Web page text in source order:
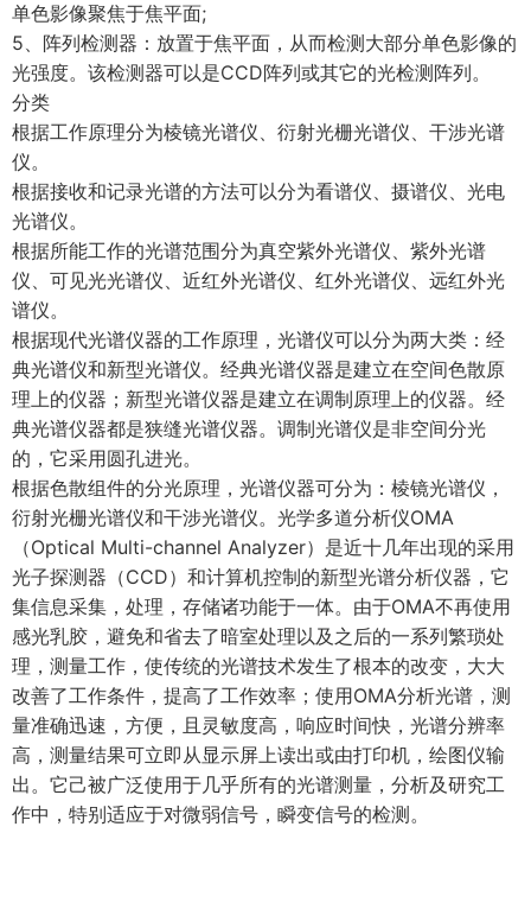
单色影像聚焦于焦平面;
5、阵列检测器：放置于焦平面，从而检测大部分单色影像的
光强度。该检测器可以是CCD阵列或其它的光检测阵列。
分类
根据工作原理分为棱镜光谱仪、衍射光栅光谱仪、干涉光谱
仪。
根据接收和记录光谱的方法可以分为看谱仪、摄谱仪、光电
光谱仪。
根据所能工作的光谱范围分为真空紫外光谱仪、紫外光谱
仪、可见光光谱仪、近红外光谱仪、红外光谱仪、远红外光
谱仪。
根据现代光谱仪器的工作原理，光谱仪可以分为两大类：经
典光谱仪和新型光谱仪。经典光谱仪器是建立在空间色散原
理上的仪器；新型光谱仪器是建立在调制原理上的仪器。经
典光谱仪器都是狭缝光谱仪器。调制光谱仪是非空间分光
的，它采用圆孔进光。
根据色散组件的分光原理，光谱仪器可分为：棱镜光谱仪，
衍射光栅光谱仪和干涉光谱仪。光学多道分析仪OMA
（Optical Multi-channel Analyzer）是近十几年出现的采用
光子探测器（CCD）和计算机控制的新型光谱分析仪器，它
集信息采集，处理，存储诸功能于一体。由于OMA不再使用
感光乳胶，避免和省去了暗室处理以及之后的一系列繁琐处
理，测量工作，使传统的光谱技术发生了根本的改变，大大
改善了工作条件，提高了工作效率；使用OMA分析光谱，测
量准确迅速，方便，且灵敏度高，响应时间快，光谱分辨率
高，测量结果可立即从显示屏上读出或由打印机，绘图仪输
出。它己被广泛使用于几乎所有的光谱测量，分析及研究工
作中，特别适应于对微弱信号，瞬变信号的检测。